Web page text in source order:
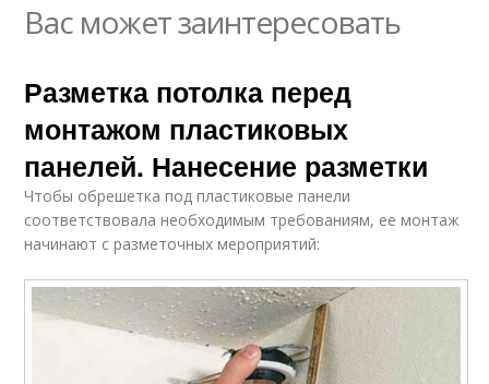
Вас может заинтересовать
Разметка потолка перед
монтажом пластиковых
панелей. Нанесение разметки
Чтобы обрешетка под пластиковые панели
соответствовала необходимым требованиям, ее монтаж
начинают с разметочных мероприятий: